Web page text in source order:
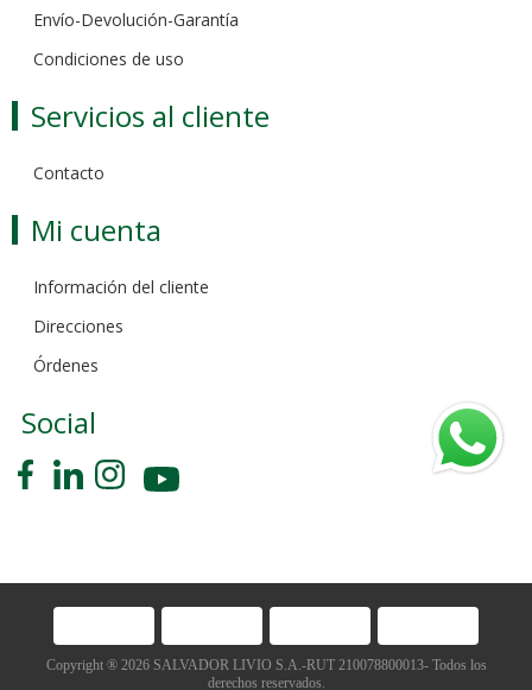
Envío-Devolución-Garantía
Condiciones de uso
Servicios al cliente
Contacto
Mi cuenta
Información del cliente
Direcciones
Órdenes
Social
Copyright ® 2026 SALVADOR LIVIO S.A.-RUT 210078800013- Todos los
derechos reservados.